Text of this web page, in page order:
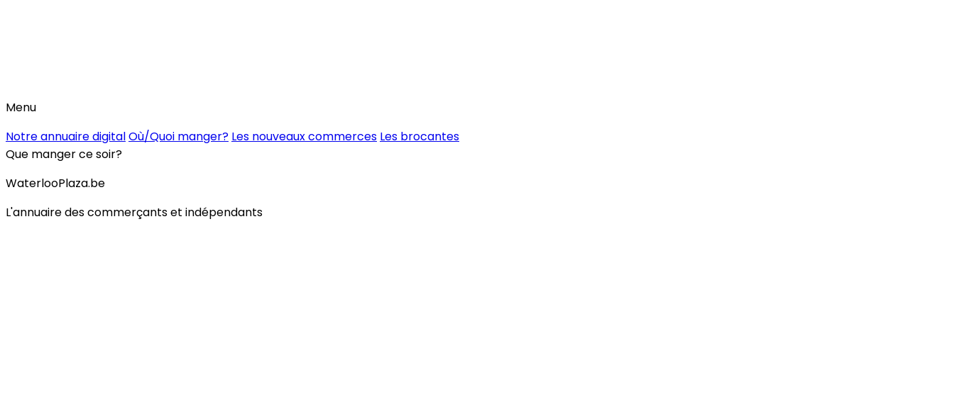
Menu
Notre annuaire digitalOù/Quoi manger? Les nouveaux commerces Les brocantes
Que manger ce soir?
WaterlooPlaza.be
L'annuaire des commerçants et indépendants